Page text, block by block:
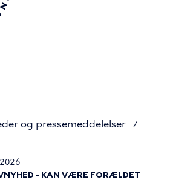
og pressemeddelelser
- KAN VÆRE FORÆLDET